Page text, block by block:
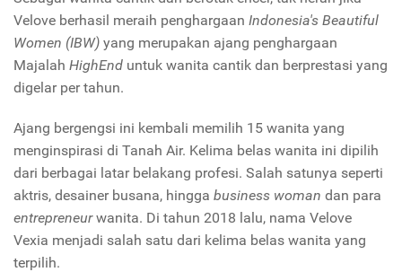
Velove berhasil meraih penghargaan Indonesia's Beautiful
Women (IBW) yang merupakan ajang penghargaan
Majalah HighEnd untuk wanita cantik dan berprestasi yang
digelar per tahun.
Ajang bergengsi ini kembali memilih 15 wanita yang
menginspirasi di Tanah Air. Kelima belas wanita ini dipilih
dari berbagai latar belakang profesi. Salah satunya seperti
aktris, desainer busana, hingga business woman dan para
entrepreneurwanita. Di tahun 2018 lalu, nama Velove
Vexia menjadi salah satu dari kelima belas wanita yang
terpilih.